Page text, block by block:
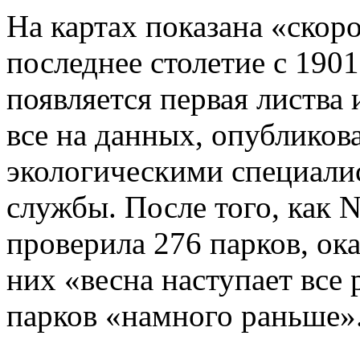
На картах показана
последнее столетие с
появляется первая
все на данных,
экологическими
службы. После того, как
проверила 276 парков,
них «весна наступает
парков «намного